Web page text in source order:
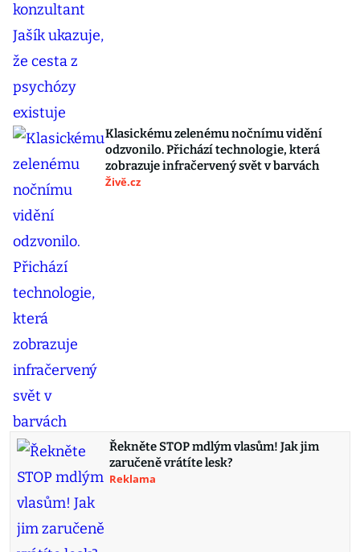
Klasickému zelenému nočnímu vidění
odzvonilo. Přichází technologie, která
zobrazuje infračervený svět v barvách
Živě.cz
Řekněte STOP mdlým vlasům! Jak jim
zaručeně vrátíte lesk?
Reklama